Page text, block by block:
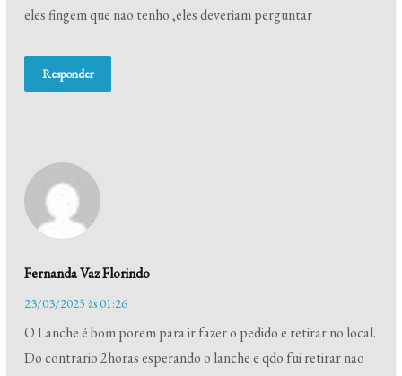
eles fingem que nao tenho ,eles deveriam perguntar
Responder
Fernanda Vaz Florindo
23/03/2025 às 01:26
O Lanche é bom porem para ir fazer o pedido e retirar no local.
Do contrario 2horas esperando o lanche e qdo fui retirar nao